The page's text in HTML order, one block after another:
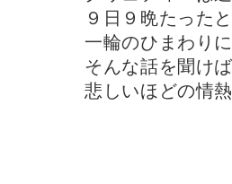
９日９晩たった
一輪のひまわり
そんな話を聞け
悲しいほどの情